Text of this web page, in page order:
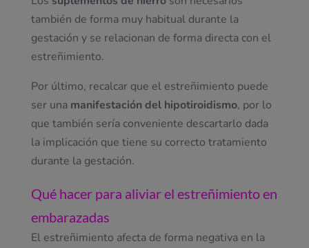
también de forma muy habitual durante la
gestación y se relacionan de forma directa con el
estreñimiento.
Por último, recalcar que el estreñimiento puede
ser una manifestación del hipotiroidismo, por lo
que también sería conveniente descartarlo dada
la implicación que tiene su correcto tratamiento
durante la gestación.
Qué hacer para aliviar el estreñimiento en
embarazadas
El estreñimiento afecta de forma negativa en la